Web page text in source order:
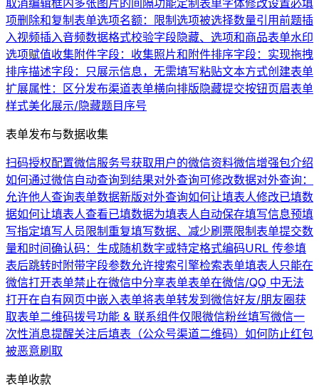
项删除和复制表单选项名额：限制选项被选择数量引用前题插
入视频插入音频数据格式校验字段隐藏、选项和商品表单水印
选项赋值收集附件字段：收集照片和附件排序字段：实现拖拽
排序描述字段：只展示信息，无需填写粘贴文本方式创建表单
扩展属性：区分发布渠道表单横向排版隐藏提交按钮页眉表单
样式美化展示/隐藏题目序号
表单发布与数据收集
扫码授权配置微信服务号获取用户的微信资料微信增强包介绍
如何通过微信自动查询到结果对外查询可修改数据对外查询：
允许他人查询表单数据新版对外查询如何让填表人修改已填数
据如何让填表人查看已填数据为填表人自动保存填写信息预填
写指定填写人员限制重复填写数据、减少刷票限制表单提交数
量和时间确认码：生成随机数字或特定格式编码URL 传参填
表后跳转时附带字段参数允许搜索引擎检索表单填表人只能在
微信打开表单禁止在微信中分享表单表单在微信/QQ 中无法
打开在自有网页中嵌入表单将表单转发到微信好友/朋友圈获
取表单二维码拨号功能 & 联系组件仅限微信粉丝填写微信一
次性消息提醒关注后填表（公众号渠道二维码） 如何防止红包
被恶意刷取
表单收款